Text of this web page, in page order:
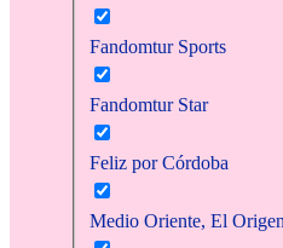
Fandomtur Sports
Fandomtur Star
Feliz por Córdoba
Medio Oriente, El Origen